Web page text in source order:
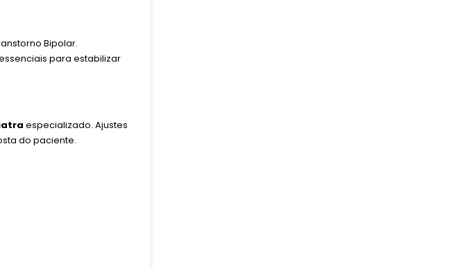
Bipolar.
para estabilizar
especializado. Ajustes
do paciente.